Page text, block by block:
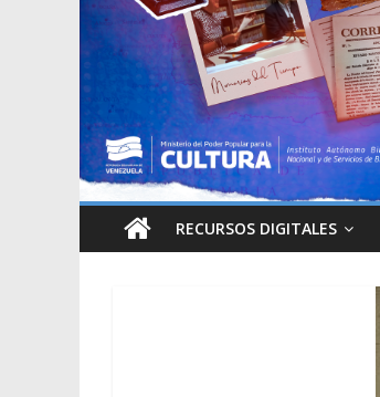
RECURSOS DIGITALES